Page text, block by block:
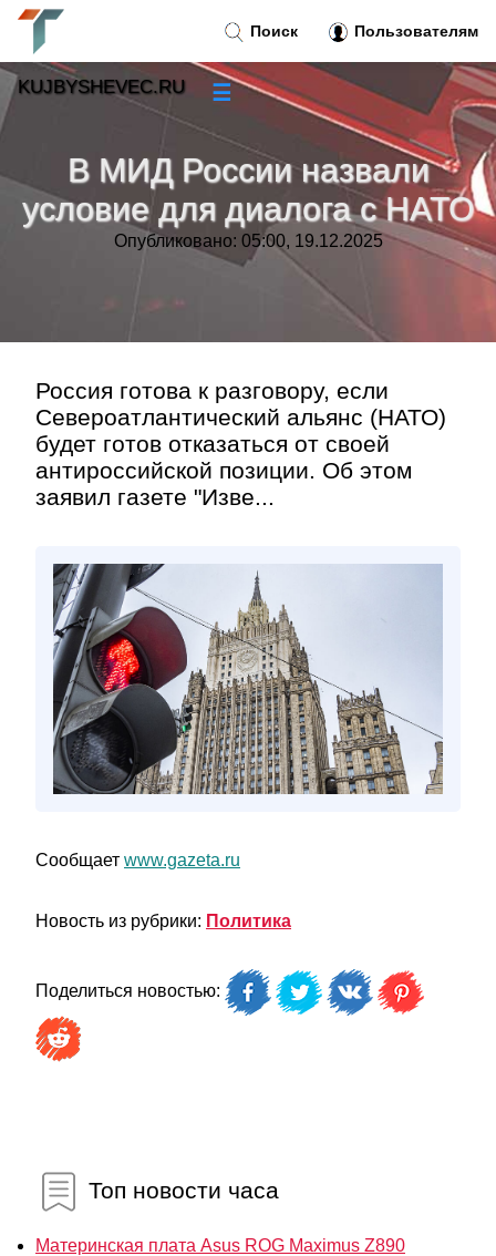
В МИД России назвали
условие для диалога с НАТО
Опубликовано: 05:00, 19.12.2025
Россия готова к разговору, если
Североатлантический альянс (НАТО)
будет готов отказаться от своей
антироссийской позиции. Об этом
заявил газете "Изве...
Сообщает www.gazeta.ru
Новость из рубрики: Политика
Поделиться новостью:
Топ новости часа
Материнская плата Asus ROG Maximus Z890
Поиск Пользователям
KUJBYSHEVEC.RU ☰
»
Тренды новостей »
»
Контакт»